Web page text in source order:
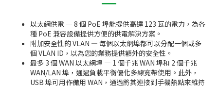
以太網供電 — 8 個 PoE 埠能提供高達 123 瓦的電力，為各
種 PoE 兼容設備提供方便的供電解決方案。
附加安全性的 VLAN — 每個以太網埠都可以分配一個或多
個 VLAN ID，以為您的業務提供額外的安全性。
最多 3 個 WAN 以太網埠 — 1 個千兆 WAN 埠和 2 個千兆
WAN/LAN 埠，通過負載平衡優化多線寬帶使用。此外，
USB 埠可用作備用 WAN，通過將其連接到手機熱點來維持